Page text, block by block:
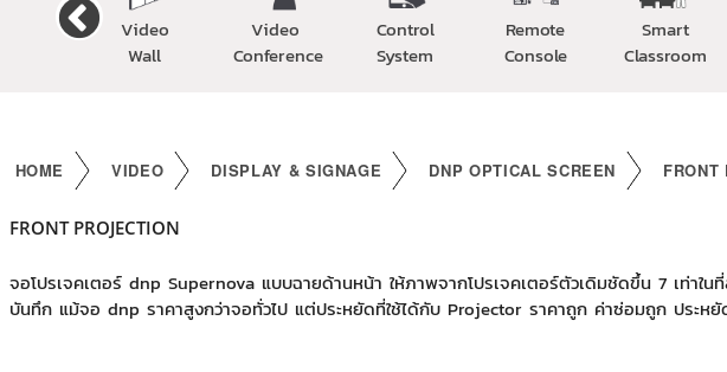
Video
Wall
Video
Conference
Control
System
Remote
Console
Smart
Classroom
HOME VIDEO DISPLAY & SIGNAGE DNP OPTICAL SCREEN FRONT
FRONT PROJECTION
จอโปรเจคเตอร์ dnp Supernova แบบฉายด้านหน้า ให้ภาพจากโปรเจคเตอร์ตัวเดิมชัดขึ้น 7 เท่า
บันทึก แม้จอ dnp ราคาสูงกว่าจอทั่วไป แต่ประหยัดที่ใช้ได้กับ Projector ราคาถูก ค่าซ่อมถูก ประหยั